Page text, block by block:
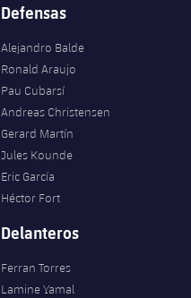
Defensas
Alejandro Balde
Ronald Araujo
Pau Cubarsí
Andreas Christensen
Gerard Martín
Jules Kounde
Eric García
Héctor Fort
Delanteros
Ferran Torres
Lamine Yamal